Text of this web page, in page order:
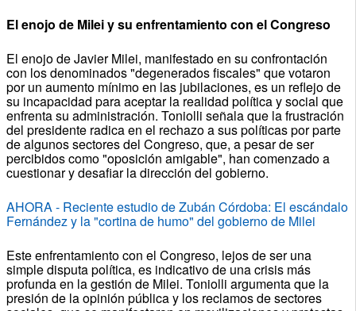
El enojo de Milei y su enfrentamiento con el Congreso
El enojo de Javier Milei, manifestado en su confrontación
con los denominados "degenerados fiscales" que votaron
por un aumento mínimo en las jubilaciones, es un reflejo de
su incapacidad para aceptar la realidad política y social que
enfrenta su administración. Toniolli señala que la frustración
del presidente radica en el rechazo a sus políticas por parte
de algunos sectores del Congreso, que, a pesar de ser
percibidos como "oposición amigable", han comenzado a
cuestionar y desafiar la dirección del gobierno.
AHORA - Reciente estudio de Zubán Córdoba: El escándalo
Fernández y la "cortina de humo" del gobierno de Milei
Este enfrentamiento con el Congreso, lejos de ser una
simple disputa política, es indicativo de una crisis más
profunda en la gestión de Milei. Toniolli argumenta que la
presión de la opinión pública y los reclamos de sectores